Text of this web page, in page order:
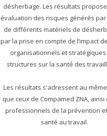
désherbage. Les résultats
évaluation des risques générés par
de différents matériels de
par la prise en compte de l’impact
organisationnels et
structures sur la santé des
Les résultats s'adressent au
que ceux de Compamed ZNA,
professionnels de la prévention
santé au travail.